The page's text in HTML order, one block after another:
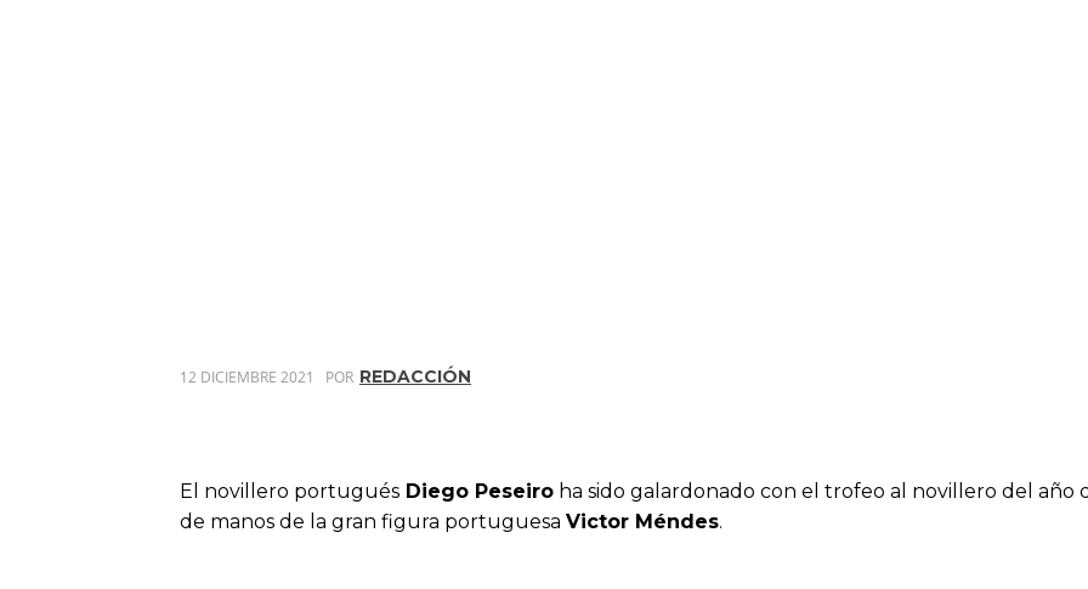
12 DICIEMBRE 2021 POR REDACCIÓN
El novillero portugués Diego Peseiro ha sido galardonado con el trofeo al novillero del
de manos de la gran figura portuguesa Victor Méndes.